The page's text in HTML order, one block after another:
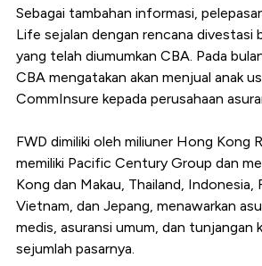
Sebagai tambahan informasi,
Life sejalan dengan rencana divestasi
yang telah diumumkan CBA. Pada
CBA mengatakan akan menjual anak
CommInsure kepada perusahaan
FWD dimiliki oleh miliuner Hong Kong
memiliki Pacific Century Group dan
Kong dan Makau, Thailand, Indonesia,
Vietnam, dan Jepang, menawarkan
medis, asuransi umum, dan tunjangan
sejumlah pasarnya.